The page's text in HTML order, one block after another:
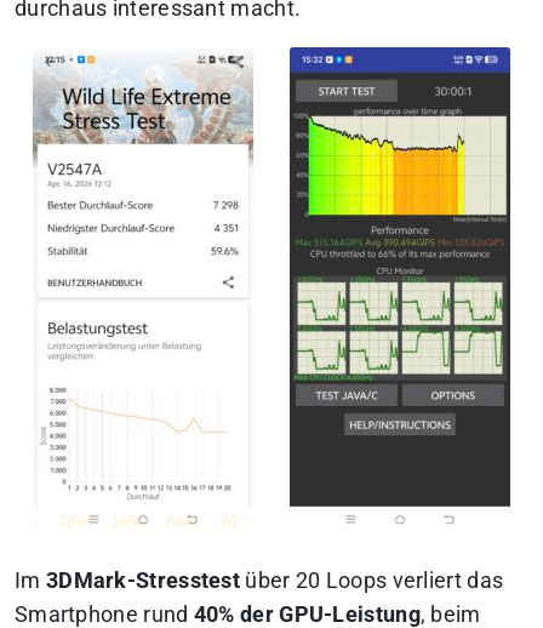
durchaus interessant macht.
Im 3DMark-Stresstest über 20 Loops verliert das
Smartphone rund 40% der GPU-Leistung, beim